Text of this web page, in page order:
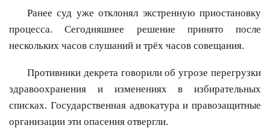
Ранее суд уже отклонял экстренную приостановку
процесса. Сегодняшнее решение принято после
нескольких часов слушаний и трёх часов совещания.
Противники декрета говорили об угрозе перегрузки
здравоохранения и изменениях в избирательных
списках. Государственная адвокатура и правозащитные
организации эти опасения отвергли.